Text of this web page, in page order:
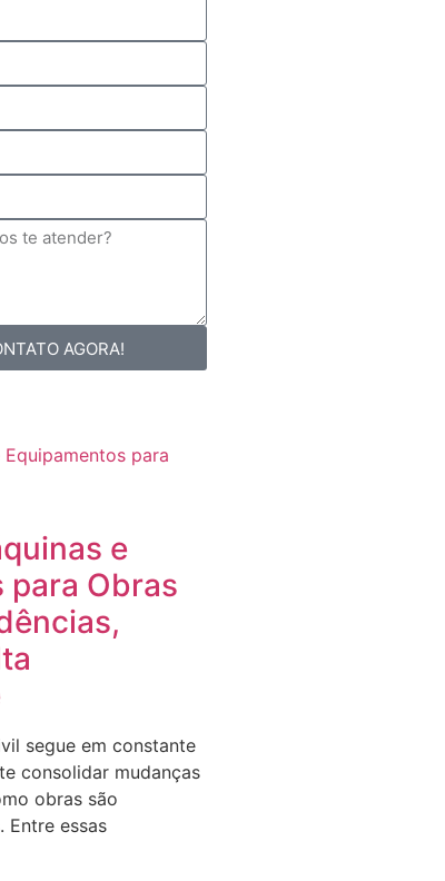
AGORA!
e
para Obras
segue em constante
consolidar mudanças
obras são
Entre essas